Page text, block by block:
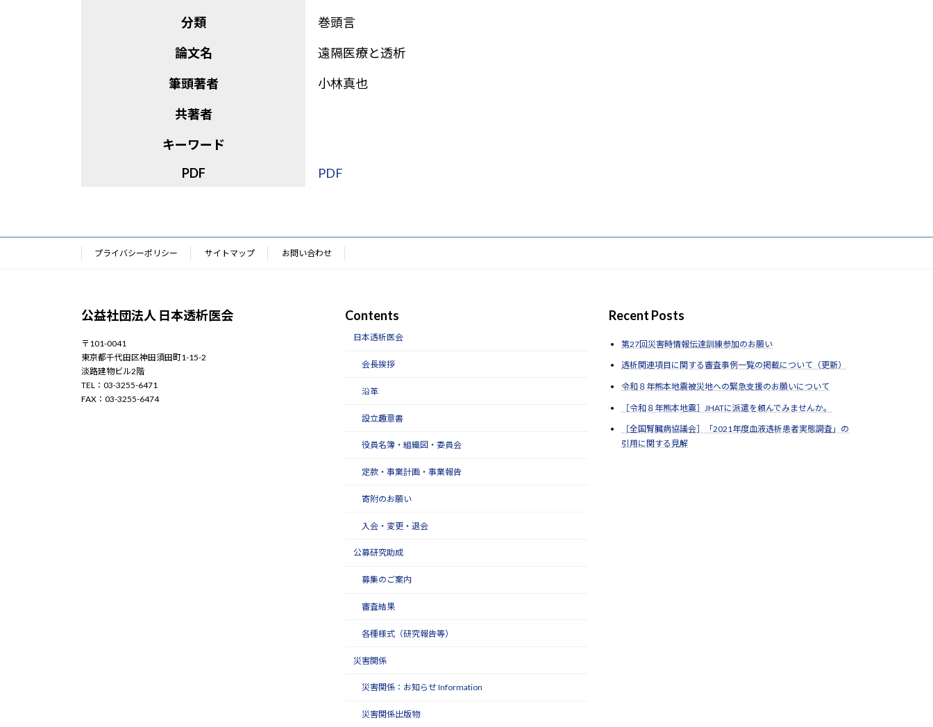
分類
巻頭言
論文名
遠隔医療と透析
筆頭著者
小林真也
共著者
キーワード
PDF
PDF
プライバシーポリシー サイトマップ お問い合わせ
公益社団法人 日本透析医会
〒101-0041
東京都千代田区神田須田町1-15-2
淡路建物ビル2階
TEL：03-3255-6471
FAX：03-3255-6474
Contents
日本透析医会
会長挨拶
沿革
設立趣意書
役員名簿・組織図・委員会
定款・事業計画・事業報告
寄附のお願い
入会・変更・退会
公募研究助成
募集のご案内
審査結果
各種様式（研究報告等）
災害関係
災害関係：お知らせ Information
災害関係出版物
Recent Posts
第27回災害時情報伝達訓練参加のお願い
透析関連項目に関する審査事例一覧の掲載について（更新）
令和８年熊本地震被災地への緊急支援のお願いについて
［令和８年熊本地震］JHATに派遣を頼んでみませんか。
［全国腎臓病協議会］「2021年度血液透析患者実態調査」の
引用に関する見解